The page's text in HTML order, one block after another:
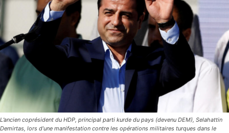
L’ancien coprésident du HDP, principal parti kurde du pays (devenu DEM), Selahattin
Demirtas, lors d’une manifestation contre les opérations militaires turques dans le